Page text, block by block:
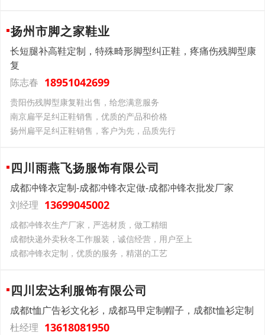
扬州市脚之家鞋业
长短腿补高鞋定制，特殊畸形脚型纠正鞋，疼痛伤残脚型康
复
陈志春 18951042699
贵阳伤残脚型康复鞋出售，给您满意服务
南京扁平足纠正鞋销售，优质的产品和价格
扬州扁平足纠正鞋销售，客户为先，品质先行
四川雨燕飞扬服饰有限公司
成都冲锋衣定制-成都冲锋衣定做-成都冲锋衣批发厂家
刘经理 13699045002
成都冲锋衣生产厂家，严选材质，做工精细
成都快递外卖秋冬工作服装，诚信经营，用户至上
成都冲锋衣定制，优质的服务，精湛的工艺
四川宏达利服饰有限公司
成都t恤广告衫文化衫，成都马甲定制帽子，成都t恤衫定制
杜经理 13618081950